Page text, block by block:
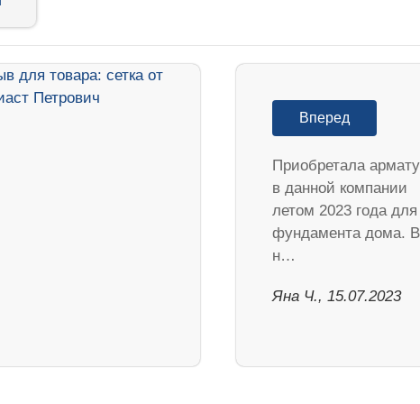
Вперед
Приобретала
в данной компании
летом 2023 года для
фундамента дома. В
н…
Яна Ч., 15.07.2023